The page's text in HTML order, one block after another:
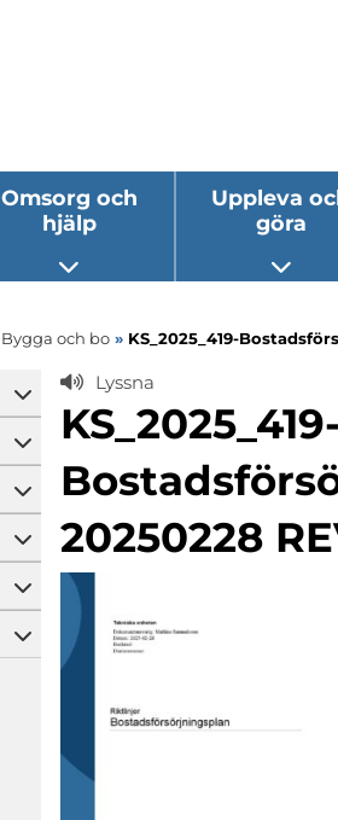
Omsorg och
hjälp
Öppna undermeny
Uppleva
göra
Bygga och bo » KS_2025_419-
Öppna undermeny
Öppna undermeny
Öppna undermeny
Öppna undermeny
Öppna undermeny
Öppna undermeny
Lyssna
KS_2025_419-
20250228